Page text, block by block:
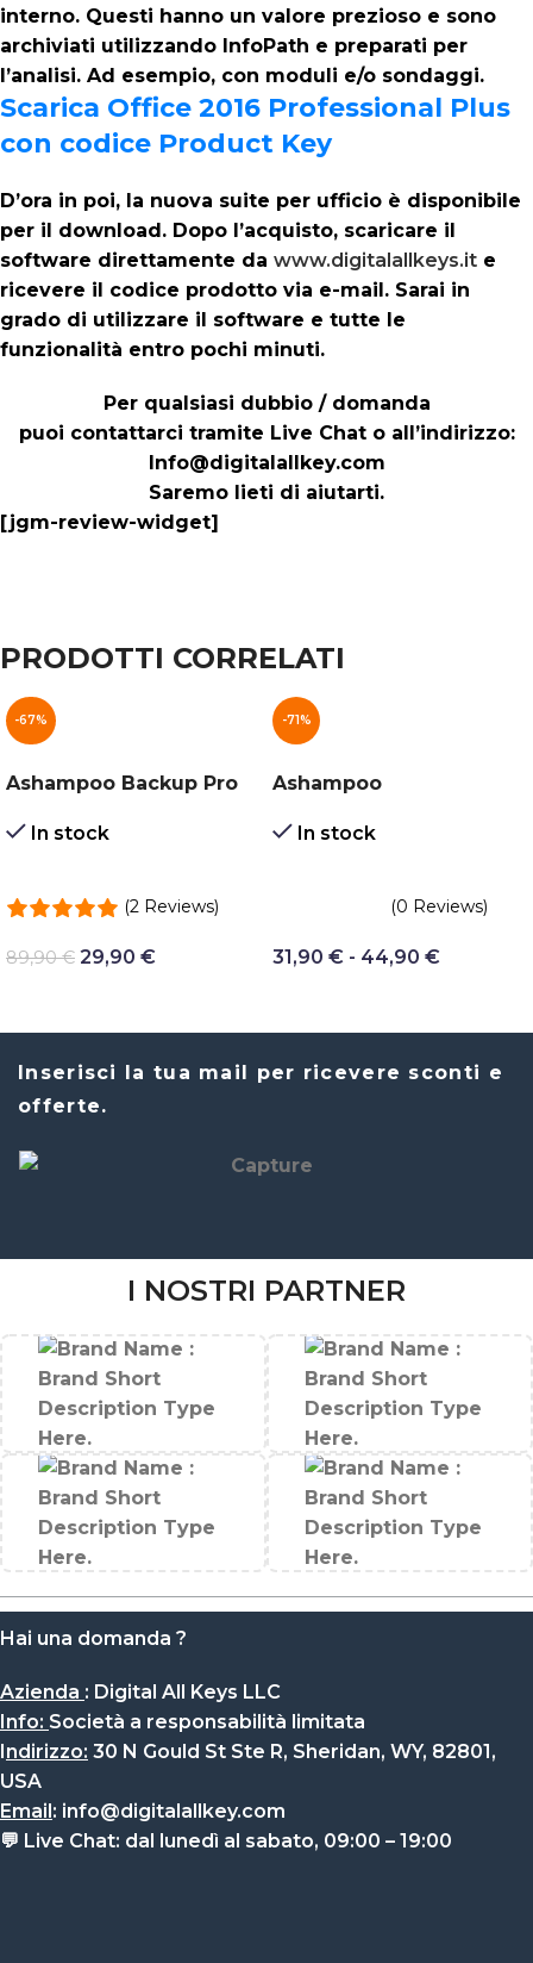
interno. Questi hanno un valore prezioso e sono
archiviati utilizzando InfoPath e preparati per
l’analisi. Ad esempio, con moduli e/o sondaggi.
Scarica Office 2016 Professional Plus
con codice Product Key
D’ora in poi, la nuova suite per ufficio è disponibile
per il download. Dopo l’acquisto, scaricare il
software direttamente da www.digitalallkeys.it e
ricevere il codice prodotto via e-mail. Sarai in
grado di utilizzare il software e tutte le
funzionalità entro pochi minuti.
Per qualsiasi dubbio / domanda
puoi contattarci tramite Live Chat o all’indirizzo:
Info@digitalallkey.com
Saremo lieti di aiutarti.
[jgm-review-widget]
Recensioni dei clienti
microsoft office 2016 professional plus windows
ALESSANDRO LAUDATI
Sun Feb 04 2024 09:56:25 GMT+0000 (Coordinated
PRODOTTI CORRELATI
-67%
Ashampoo Backup Pro
In stock
(2 Reviews)
89,90€ 29,90 €
-71%
Ashampoo
In stock
(0 Reviews)
31,90 € - 44,90 €
Inserisci la tua mail per ricevere sconti e
offerte.
I NOSTRI PARTNER
Hai una domanda ?
Azienda : Digital All Keys LLC
Info: Società a responsabilità limitata
Indirizzo: 30 N Gould St Ste R, Sheridan, WY, 82801,
USA
Email: info@digitalallkey.com
💬 Live Chat: dal lunedì al sabato, 09:00 – 19:00